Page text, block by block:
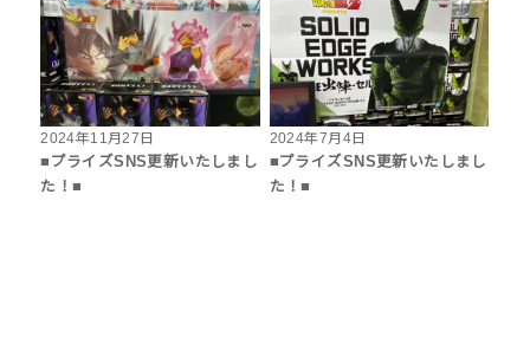
2024年11月27日
■プライズSNS更新いたしまし
た！■
2024年7月4日
■プライズSNS更新いたしまし
た！■